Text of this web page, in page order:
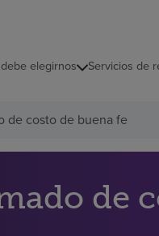
elegirnos Servicios de
de costo de buena fe
de